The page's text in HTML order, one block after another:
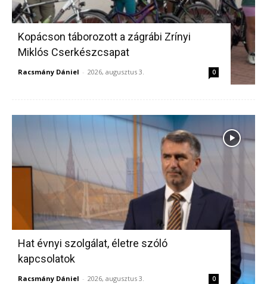
Kopácson táborozott a zágrábi Zrínyi
Miklós Cserkészcsapat
Racsmány Dániel - 2026, augusztus 3. 0
Hat évnyi szolgálat, életre szóló
kapcsolatok
Racsmány Dániel - 2026, augusztus 3. 0